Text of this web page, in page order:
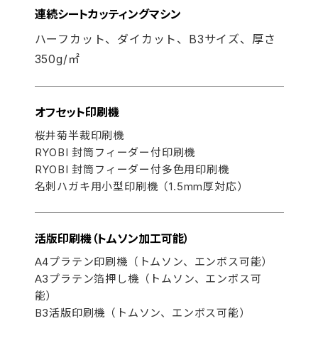
連続シートカッティングマシン
ハーフカット、ダイカット、B3サイズ、厚さ
350g/㎡
オフセット印刷機
桜井菊半裁印刷機
RYOBI 封筒フィーダー付印刷機
RYOBI 封筒フィーダー付多色用印刷機
名刺ハガキ用小型印刷機（1.5mm厚対応）
活版印刷機（トムソン加工可能）
A4プラテン印刷機（トムソン、エンボス可能）
A3プラテン箔押し機（トムソン、エンボス可
能）
B3活版印刷機（トムソン、エンボス可能）